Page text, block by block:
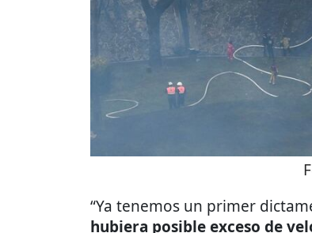
“Ya tenemos un primer
hubiera posible exceso de